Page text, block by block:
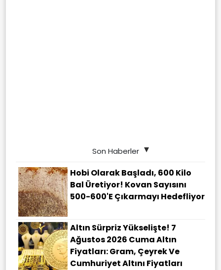
Son Haberler
Hobi Olarak Başladı, 600 Kilo
Bal Üretiyor! Kovan Sayısını
500-600'e Çıkarmayı Hedefliyor
Altın Sürpriz Yükselişte! 7
Ağustos 2026 Cuma Altın
Fiyatları: Gram, Çeyrek Ve
Cumhuriyet Altını Fiyatları